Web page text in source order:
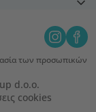
των προσωπικών
d.o.o.
cookies